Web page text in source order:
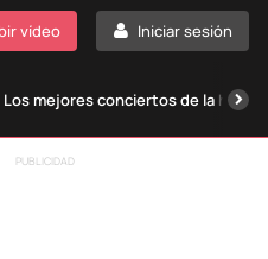
Iniciar sesión
vídeo
Los mejores conciertos de la
PUBLICIDAD